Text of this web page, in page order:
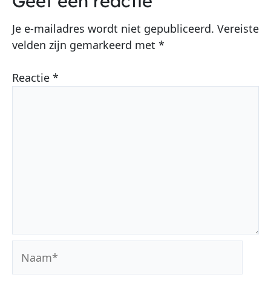
Je e-mailadres wordt niet gepubliceerd. Vereiste
velden zijn gemarkeerd met *
Reactie *